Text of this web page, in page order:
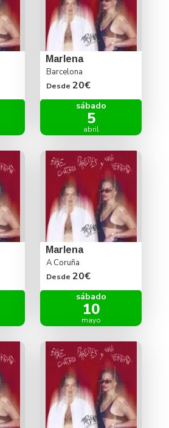
Marlena
Barcelona
Desde 20€
sábado
5
abril
Marlena
A Coruña
Desde 20€
sábado
10
mayo